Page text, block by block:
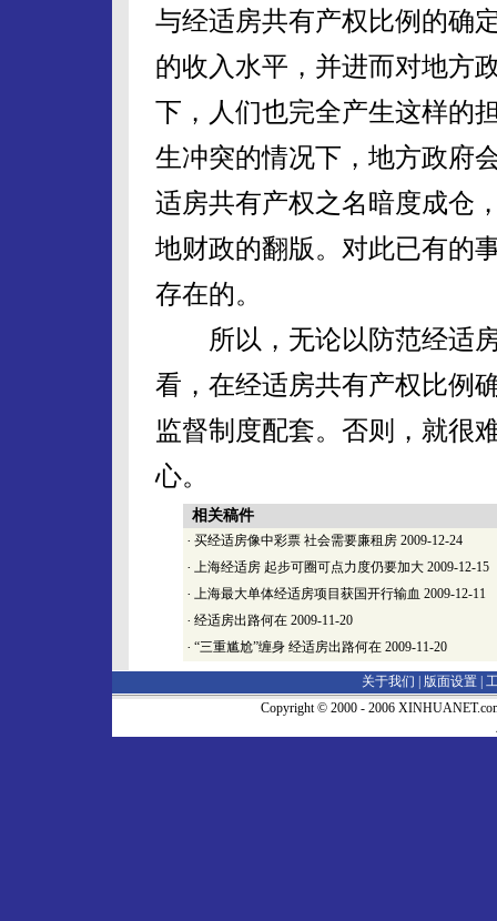
与经适房共有产权比例的确
的收入水平，并进而对地方
下，人们也完全产生这样的
生冲突的情况下，地方政府
适房共有产权之名暗度成仓
地财政的翻版。对此已有的
存在的。
所以，无论以防范经适房
看，在经适房共有产权比例
监督制度配套。否则，就很
心。
相关稿件
· 买经适房像中彩票 社会需要廉租房 2009-12-24
· 上海经适房 起步可圈可点力度仍要加大 2009-12-15
· 上海最大单体经适房项目获国开行输血 2009-12-11
· 经适房出路何在 2009-11-20
· “三重尴尬”缠身 经适房出路何在 2009-11-20
关于我们 | 版面设置
Copyright © 2000 - 2006